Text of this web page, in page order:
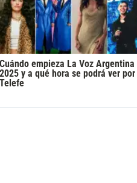
Cuándo empieza La Voz Argentina
2025 y a qué hora se podrá ver por
Telefe